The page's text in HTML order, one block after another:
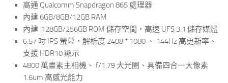
高通 Qualcomm Snapdragon 865 處理器
內建 6GB/8GB/12GB RAM
內建 128GB/256GB ROM 儲存空間，高速 UFS 3.1 儲存媒體
6.57 吋 IPS 螢幕，解析度 2408 * 1080 、 144Hz 高更新率、
支援 HDR10 顯示
4800 萬畫素主相機、 f/1.79 大光圈、具備四合一大像素
1.6um 高感光能力